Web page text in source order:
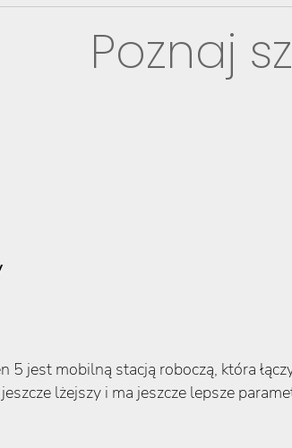
Poznaj
5 jest mobilną stacją roboczą, która
lżejszy i ma jeszcze lepsze